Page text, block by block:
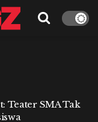
Teater SMA Tak